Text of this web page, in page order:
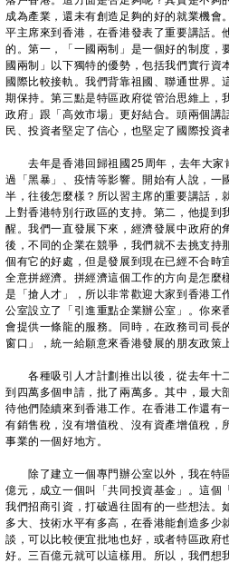
成為產業，還未有創造足夠的好的就業機會
平主席來到香港，在香港發表了重要講話。
的。第一，「一國兩制」是一個好的制度，
國兩制」以下獨特的優勢，包括我們實行資
國際比較接軌。我們背靠祖國、聯通世界。
期保持。第三點是特區政府從管治思維上，
政府」跟「高效市場」更好結合。頭兩個講
民、投資者堅定了信心，也堅定了國際投資
去年是香港回歸祖國25周年，去年大家
過「黑暴」、疫情等影響。開始有人說，一
半，往後怎麼樣？所以習主席的重要講話，
上對香港特別行政區的支持。第二，他提到
醒。我們一直發展下來，經濟發展中政府的
後，不同的企業在競爭，我們就不去挑支持
個有它的好處，但是發展到現在已經不合時
全意拼經濟。拼經濟這個工作的方向是怎麼
是「搶人才」，所以非常歡迎大家到香港工
公室設立了「引進重點企業辦公室」。你來
會提供一條龍的服務。同時，在政務司司長
窗口」，統一給願意來香港發展的朋友政策
各種吸引人才計劃推出以後，從去年十
到四萬多個申請，批了兩萬多。其中，最大
待他們陸續來到香港工作。在香港工作還
有銷售稅，沒有增值稅、沒有資產增值稅，
事業的一個好地方。
除了建立一個專門辦公室以外，我在特
億元，成立一個叫「共同投資基金」。這個
我們招商引資，打破過往固有的一些想法。
多大、技術水平有多高，在香港能創造多少
談，可以比較便宜批地也好，或者特區政府
好。三百億元就可以這樣用。所以，我們想